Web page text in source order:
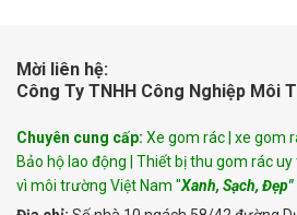
Mời liên hệ:
Công Ty TNHH Công Nghiệp Môi
Chuyên cung cấp: Xe gom rác | xe gom
Bảo hộ lao động | Thiết bị thu gom rác
vì môi trường Việt Nam "Xanh, Sạch, Đẹp"